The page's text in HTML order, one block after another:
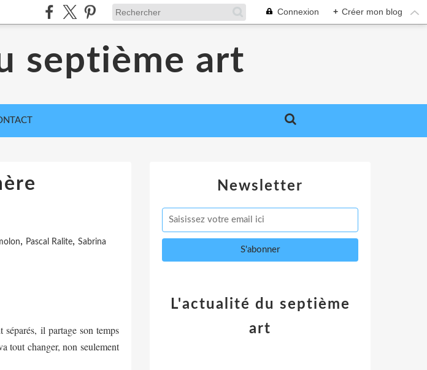
Connexion + Créer mon blog
septième art
, Pascal Ralite, Sabrina
il partage son temps
tout changer, non seulement
Newsletter
L'actualité du septième
art